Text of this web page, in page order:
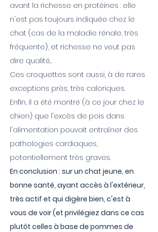
avant la richesse en protéines : elle
n'est pas toujours indiquée chez le
chat (cas de la maladie rénale, très
fréquente), et richesse ne veut pas
dire qualité...
Ces croquettes sont aussi, à de rares
exceptions près, très caloriques.
Enfin, il a été montré (à ce jour chez le
chien) que l'excès de pois dans
l'alimentation pouvait entraîner des
pathologies cardiaques,
potentiellement très graves.
En conclusion : sur un chat jeune, en
bonne santé, ayant accès à l'extérieur,
très actif et qui digère bien, c'est à
vous de voir (et privilégiez dans ce cas
plutôt celles à base de pommes de